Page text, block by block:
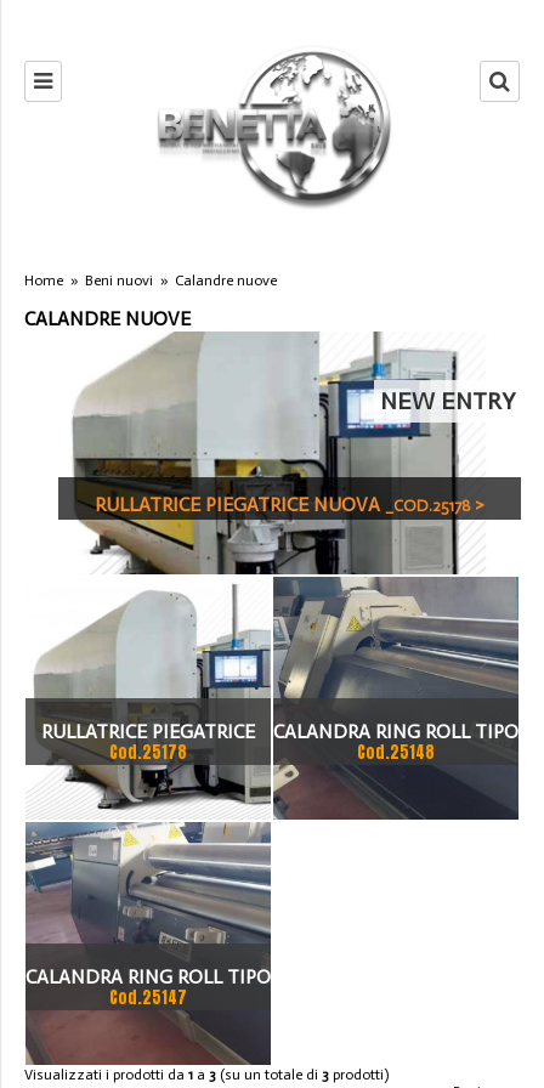
Home » Beni nuovi » Calandre nuove
CALANDRE NUOVE
NEW ENTRY
RULLATRICE PIEGATRICE NUOVA _COD.25178 >
RULLATRICE PIEGATRICE
NUOVA
Cod.25178
CALANDRA RING ROLL TIPO
4R HS 30-260
Cod.25148
CALANDRA RING ROLL TIPO
4R HS 20-220
Cod.25147
Visualizzati i prodotti da 1 a 3 (su un totale di 3 prodotti)